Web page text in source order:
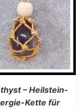
– Heilstein-
Kette für